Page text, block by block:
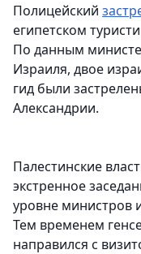
Полицейский
египетском
По данным
Израиля, двое
гид были
Александрии.
Палестинские
экстренное
уровне министров
Тем временем
направился с